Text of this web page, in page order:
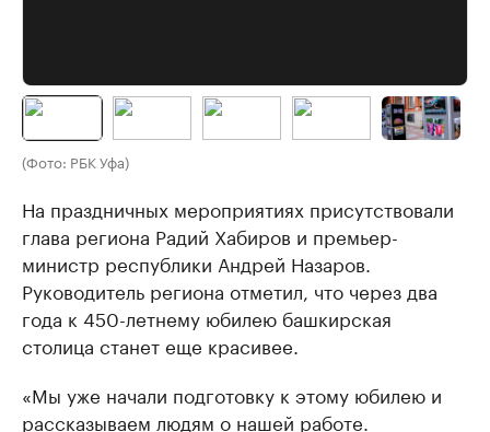
(Фото: РБК Уфа)
На праздничных мероприятиях присутствовали
глава региона Радий Хабиров и премьер-
министр республики Андрей Назаров.
Руководитель региона отметил, что через два
года к 450-летнему юбилею башкирская
столица станет еще красивее.
«Мы уже начали подготовку к этому юбилею и
рассказываем людям о нашей работе.